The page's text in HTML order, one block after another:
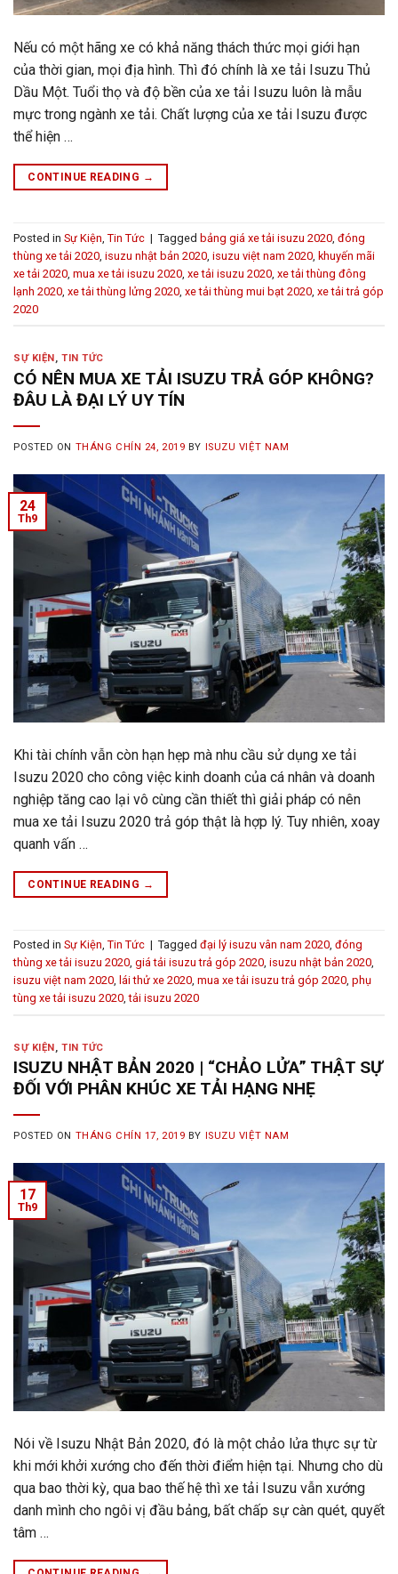
Nếu có một hãng xe có khả năng thách thức mọi giới hạn
của thời gian, mọi địa hình. Thì đó chính là xe tải Isuzu Thủ
Dầu Một. Tuổi thọ và độ bền của xe tải Isuzu luôn là mẫu
mực trong ngành xe tải. Chất lượng của xe tải Isuzu được
thể hiện …
CONTINUE READING →
Posted in Sự Kiện Tin Tức | Tagged bảng giá xe tải isuzu 2020 đóng
thùng xe tải 2020 isuzu nhật bản 2020 isuzu việt nam 2020 khuyến mãi
xe tải 2020 mua xe tải isuzu 2020 xe tải isuzu 2020 xe tải thùng đông
lạnh 2020 xe tải thùng lửng 2020 xe tải thùng mui bạt 2020 xe tải trả góp
2020
SỰ KIỆN ,TIN TỨC
CÓ NÊN MUA XE TẢI ISUZU TRẢ GÓP KHÔNG?
ĐÂU LÀ ĐẠI LÝ UY TÍN
POSTED ON THÁNG CHÍN 24, 2019 BY ISUZU VIỆT NAM
24
Th9
Khi tài chính vẫn còn hạn hẹp mà nhu cầu sử dụng xe tải
Isuzu 2020 cho công việc kinh doanh của cá nhân và doanh
nghiệp tăng cao lại vô cùng cần thiết thì giải pháp có nên
mua xe tải Isuzu 2020 trả góp thật là hợp lý. Tuy nhiên, xoay
quanh vấn …
CONTINUE READING →
Posted in Sự Kiện, Tin Tức | Tagged đại lý isuzu vân nam 2020, đóng
thùng xe tải isuzu 2020, giá tải isuzu trả góp 2020, isuzu nhật bản 2020,
isuzu việt nam 2020, lái thử xe 2020, mua xe tải isuzu trả góp 2020, phụ
tùng xe tải isuzu 2020,tải isuzu 2020
SỰ KIỆN,TIN TỨC
ISUZU NHẬT BẢN 2020 | “CHẢO LỬA” THẬT SỰ
ĐỐI VỚI PHÂN KHÚC XE TẢI HẠNG NHẸ
POSTED ON THÁNG CHÍN 17, 2019 BY ISUZU VIỆT NAM
17
Th9
Nói về Isuzu Nhật Bản 2020, đó là một chảo lửa thực sự từ
khi mới khởi xướng cho đến thời điểm hiện tại. Nhưng cho dù
qua bao thời kỳ, qua bao thế hệ thì xe tải Isuzu vẫn xướng
danh mình cho ngôi vị đầu bảng, bất chấp sự càn quét, quyết
tâm …